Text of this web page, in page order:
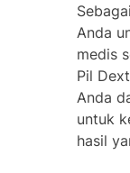
Anda
medis
Pil
Anda
untuk
hasil